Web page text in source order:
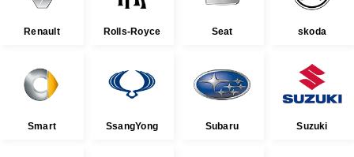
Renault Rolls-Royce Seat skoda
Smart SsangYong Subaru Suzuki